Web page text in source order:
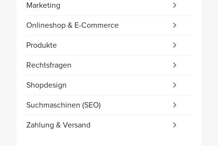
Marketing
Onlineshop & E-Commerce
Produkte
Rechtsfragen
Shopdesign
Suchmaschinen (SEO)
Zahlung & Versand